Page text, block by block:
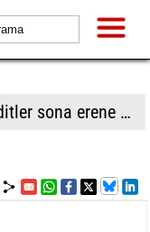
'Hürmüz Boğazı tehditler sona erene kadar kapalı kalacak'